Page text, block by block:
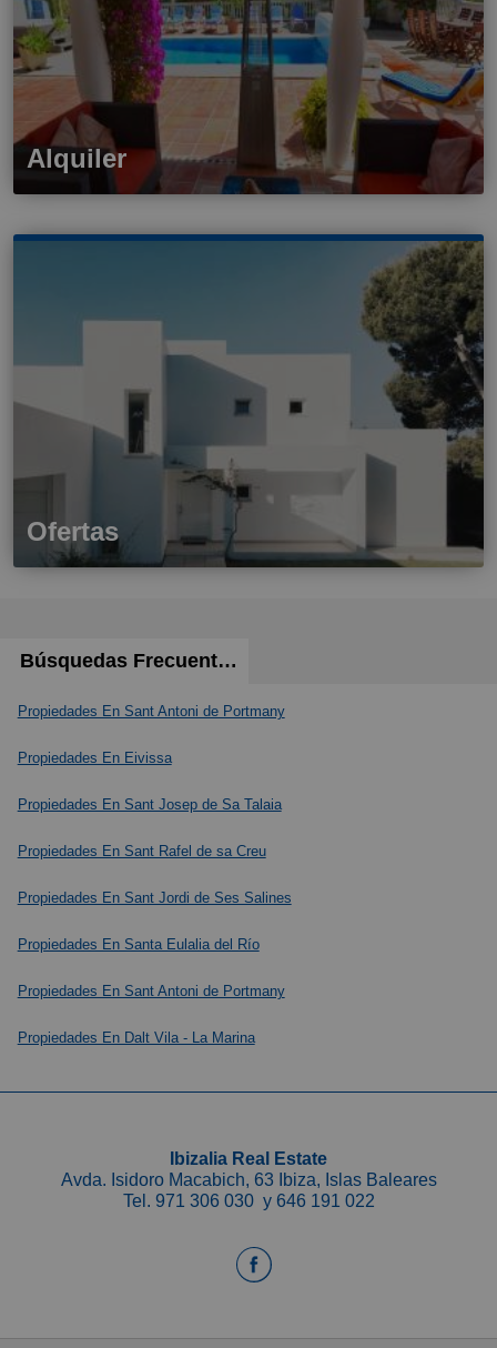
Alquiler
Ofertas
Búsquedas Frecuentes
Propiedades En Sant Antoni de Portmany
Propiedades En Eivissa
Propiedades En Sant Josep de Sa Talaia
Propiedades En Sant Rafel de sa Creu
Propiedades En Sant Jordi de Ses Salines
Propiedades En Santa Eulalia del Río
Propiedades En Sant Antoni de Portmany
Propiedades En Dalt Vila - La Marina
Ibizalia Real Estate
Avda. Isidoro Macabich, 63 Ibiza, Islas Baleares
Tel. 971 306 030 y 646 191 022